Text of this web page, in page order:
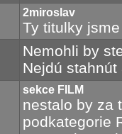
2miroslav
Ty titulky
Nemohli by
Nejdú
sekce FILM
nestalo by za
podkategorie